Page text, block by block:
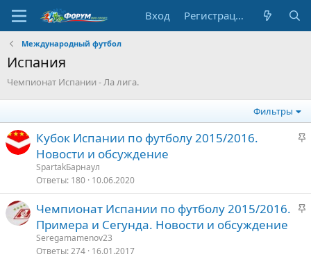
Вход Регистрация
Международный футбол
Испания
Чемпионат Испании - Ла лига.
Фильтры
З
е
п
Кубок Испании по футболу 2015/2016.
Новости и обсуждение
SpartakБарнаул
Ответы 180 10.06.2020
З
Чемпионат Испании по футболу 2015/2016.
Примера и Сегунда. Новости и обсуждение
Seregamamenov23
Ответы 274 16.01.2017